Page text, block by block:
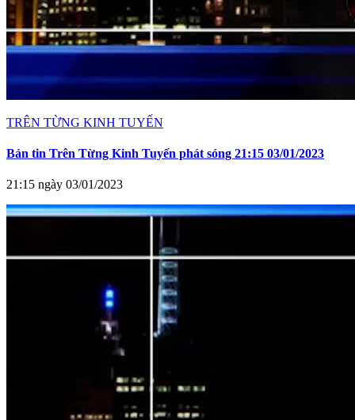
TRÊN TỪNG KINH TUYẾN
Bản tin Trên Từng Kinh Tuyến phát sóng 21:15 03/01/2023
21:15 ngày 03/01/2023